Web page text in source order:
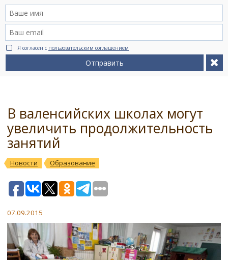
Видео Ruso.TV
BCN life
Сервис на немецком
Я согласен с пользовательским соглашением
Отправить
В валенсийских школах могут
увеличить продолжительность
занятий
Новости Образование
07.09.2015